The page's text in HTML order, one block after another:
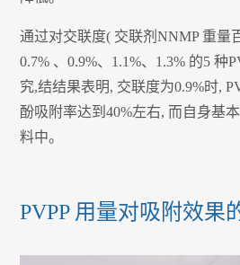
通过对交联度( 交联剂NNMP 重量
0.7% 、0.9%、1.1%、1.3% 的5 种
究,结结果表明, 交联度为0.9%时,
酚吸附率达到40%左右, 而自身基
料中。
PVPP 用量对吸附效果